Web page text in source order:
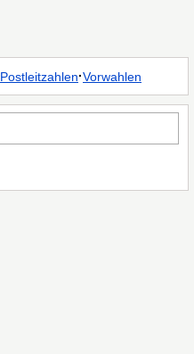
Postleitzahlen·Vorwahlen